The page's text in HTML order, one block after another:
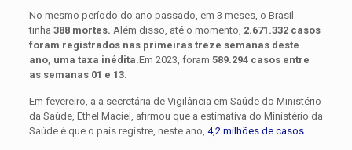
No mesmo período do ano passado, em 3 meses, o Brasil
tinha 388 mortes. Além disso, até o momento, 2.671.332 casos
foram registrados nas primeiras treze semanas deste
ano, uma taxa inédita.Em 2023, foram 589.294 casos entre
as semanas 01 e 13.
Em fevereiro, a a secretária de Vigilância em Saúde do Ministério
da Saúde, Ethel Maciel, afirmou que a estimativa do Ministério da
Saúde é que o país registre, neste ano, 4,2 milhões de casos.